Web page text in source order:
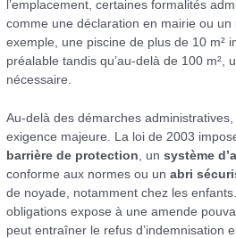
l’emplacement, certaines formalités
comme une déclaration en mairie ou
exemple, une piscine de plus de 10 m²
préalable tandis qu’au-delà de 100 m²,
nécessaire.
Au-delà des démarches
exigence majeure. La loi de 2003
barrière de protection , unsystème
conforme aux normes ou unabri
de noyade, notamment chez les
obligations expose à une amende
peut entraîner le refus d’indemnisation